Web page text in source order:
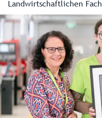
Landwirtschaftlichen
Die Fachrichtung
ebnet in Kooperation mit
Apothekerverband den
pharmazeutisch-